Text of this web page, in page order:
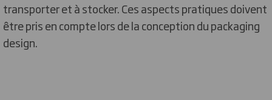
transporter et à stocker. Ces aspects pratiques doivent
être pris en compte lors de la conception du packaging
design.